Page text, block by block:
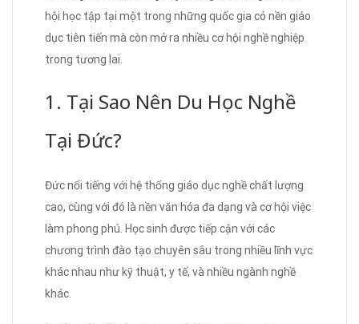
hội học tập tại một trong những quốc gia có nền giáo
dục tiên tiến mà còn mở ra nhiều cơ hội nghề nghiệp
trong tương lai.
1. Tại Sao Nên Du Học Nghề
Tại Đức?
Đức nổi tiếng với hệ thống giáo dục nghề chất lượng
cao, cùng với đó là nền văn hóa đa dạng và cơ hội việc
làm phong phú. Học sinh được tiếp cận với các
chương trình đào tạo chuyên sâu trong nhiều lĩnh vực
khác nhau như kỹ thuật, y tế, và nhiều ngành nghề
khác.